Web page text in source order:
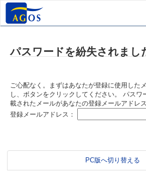
パスワードを紛失されまし
ご心配なく。まずはあなたが登録に使用した
し、ボタンをクリックしてください。 パスワ
載されたメールがあなたの登録メールアドレ
登録メールアドレス：
PC版へ切り替える